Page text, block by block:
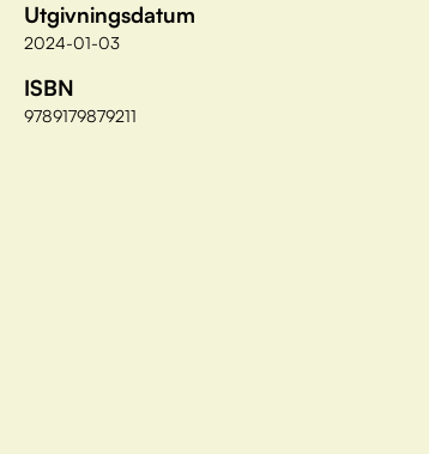
Utgivningsdatum
2024-01-03
ISBN
9789179879211